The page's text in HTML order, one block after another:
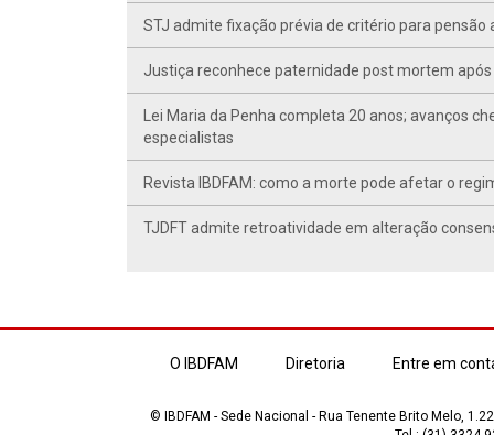
STJ admite fixação prévia de critério para
Justiça reconhece paternidade post mortem
Lei Maria da Penha completa 20 anos; avanços
especialistas
Revista IBDFAM: como a morte pode afetar o
TJDFT admite retroatividade em alteração
O IBDFAM Diretoria Entre em
© IBDFAM - Sede Nacional - Rua Tenente Brito Melo,